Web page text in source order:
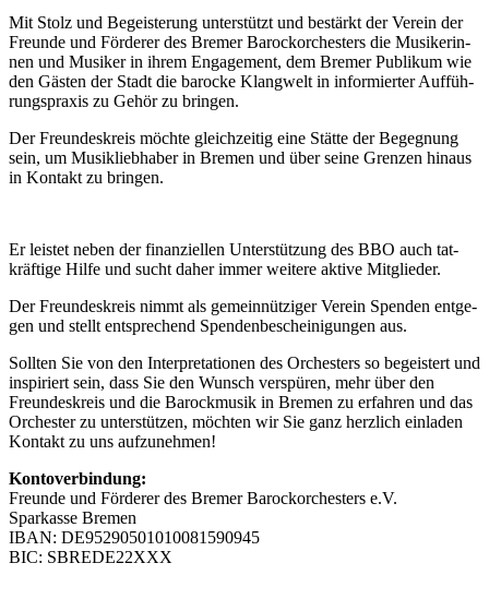
Mit Stolz und Begeis­te­rung unter­stützt und bestärkt der Ver­ein der
Freun­de und För­de­rer des Bre­mer Barock­or­ches­ters die Musi­ke­rin­
nen und Musi­ker in ihrem Enga­ge­ment, dem Bre­mer Publi­kum wie
den Gäs­ten der Stadt die baro­cke Klang­welt in infor­mier­ter Auf­füh­
rungs­pra­xis zu Gehör zu brin­gen.
Der Freun­des­kreis möch­te gleich­zei­tig eine Stät­te der Begeg­nung
sein, um Musik­lieb­ha­ber in Bre­men und über sei­ne Gren­zen hin­aus
in Kon­takt zu brin­gen.
Er leis­tet neben der finan­zi­el­len Unter­stüt­zung des BBO auch tat­
kräf­ti­ge Hil­fe und sucht daher immer wei­te­re akti­ve Mit­glie­der.
Der Freun­des­kreis nimmt als gemein­nüt­zi­ger Ver­ein Spen­den ent­ge­
gen und stellt ent­spre­chend Spen­den­be­schei­ni­gun­gen aus.
Soll­ten Sie von den Inter­pre­ta­tio­nen des Orches­ters so begeis­tert und
inspi­riert sein, dass Sie den Wunsch ver­spü­ren, mehr über den
Freun­des­kreis und die Barock­mu­sik in Bre­men zu erfah­ren und das
Orches­ter zu unter­stüt­zen, möch­ten wir Sie ganz herz­lich ein­la­den
Kon­takt zu uns auf­zu­neh­men!
Kon­to­ver­bin­dung:
Freun­de und För­de­rer des Bre­mer Barock­or­ches­ters e.V.
Spar­kas­se Bre­men
IBAN: DE95290501010081590945
BIC: SBREDE22XXX